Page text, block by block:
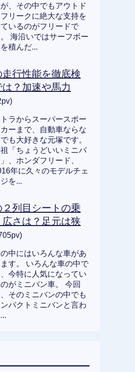
、その中でもアウトド
リークに絶大な支持を
いるのがフリードで
海沿いではサーフボー
を積んだ...
行性能を徹底検
？加速や馬力
ラからスーパースポー
ーまで、自動車ならな
も大好きな元塚です。
「ちょうどいいミニバ
、ホンダフリード、
年に久々のモデルチェ
を...
列目シートの乗
広さは？足元は狭
中にはいろんな車があ
ます。 いろんな車の中で
、今特に人気になってい
がミニバン車。 今回
そのミニバンの中でも
パクトミニバンと言わ